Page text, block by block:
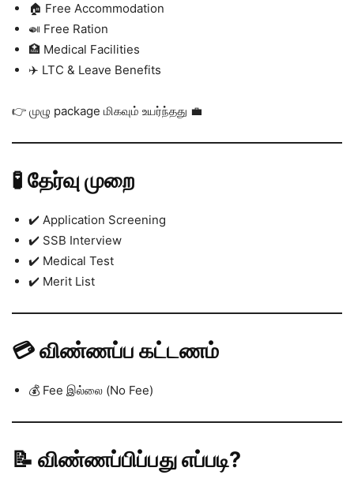
🏠 Free Accommodation
🍛 Free Ration
🏥 Medical Facilities
✈️ LTC & Leave Benefits
👉 முழு package மிகவும் உயர்ந்தது 💼
🧪 தேர்வு முறை
✔️ Application Screening
✔️ SSB Interview
✔️ Medical Test
✔️ Merit List
💳 விண்ணப்ப கட்டணம்
💰 Fee இல்லை (No Fee)
📝 விண்ணப்பிப்பது எப்படி?